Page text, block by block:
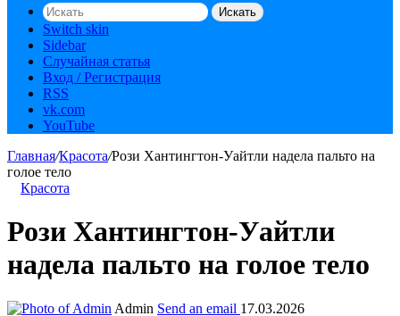
Искать
Switch skin
Sidebar
Случайная статья
Вход / Регистрация
RSS
vk.com
YouTube
Главная/Красота/Рози Хантингтон-Уайтли надела пальто на
голое тело
Красота
Рози Хантингтон-Уайтли
надела пальто на голое тело
Admin Send an email 17.03.2026